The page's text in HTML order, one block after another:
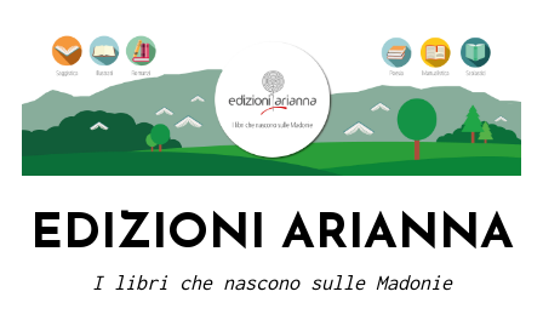
content
EDIZIONI ARIANNA
I libri che nascono sulle Madonie